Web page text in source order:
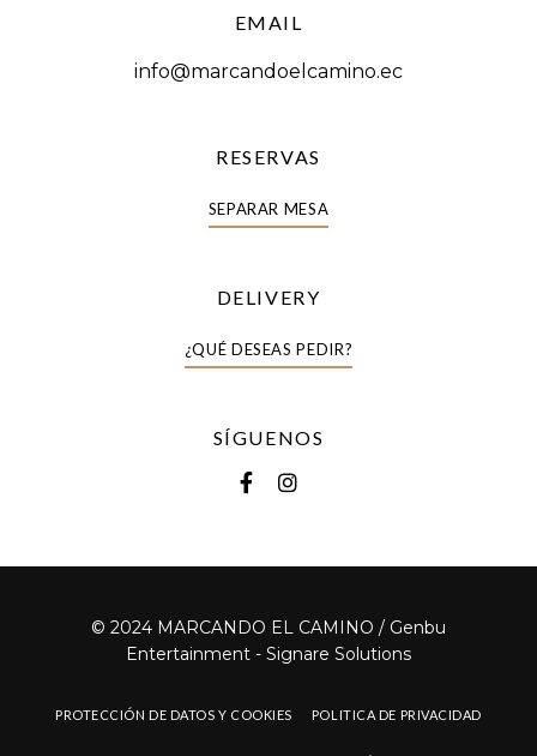
EMAIL
info@marcandoelcamino.ec
RESERVAS
SEPARAR MESA
DELIVERY
¿QUÉ DESEAS PEDIR?
SÍGUENOS
© 2024 MARCANDO EL CAMINO / Genbu
Entertainment - Signare Solutions
PROTECCIÓN DE DATOS Y COOKIES POLITICA DE PRIVACIDAD